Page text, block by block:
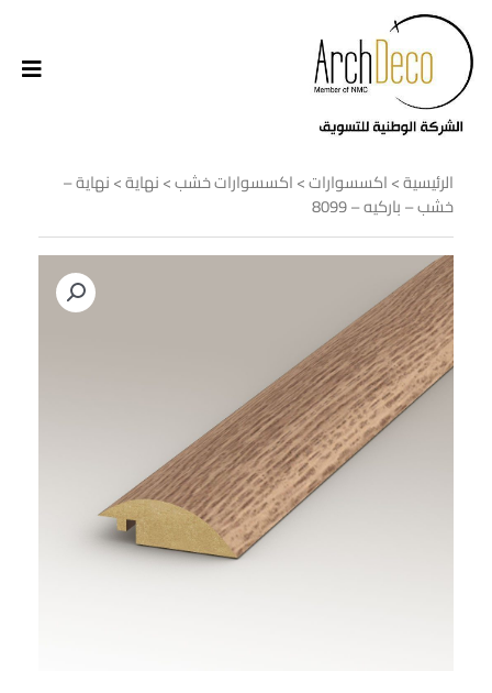
الرئيسية>اكسسوارات>اكسسوارات خشب>نهاية> نهاية –
خشب – باركيه – 8099